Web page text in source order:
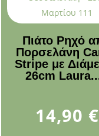
Πιάτο Ρηχό
Πορσελάνη
Stripe με
26cm
14,90 €